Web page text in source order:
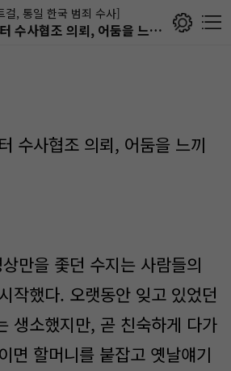
걸, 통일 한국 범죄 수사]
귀국 첫날부터 수사협조 의뢰, 어둠을 느끼다.
수사협조 의뢰, 어둠을 느끼
만을 좇던 수지는 사람들의
작했다. 오랫동안 잊고 있었던
생소했지만, 곧 친숙하게 다가
면 할머니를 붙잡고 옛날얘기